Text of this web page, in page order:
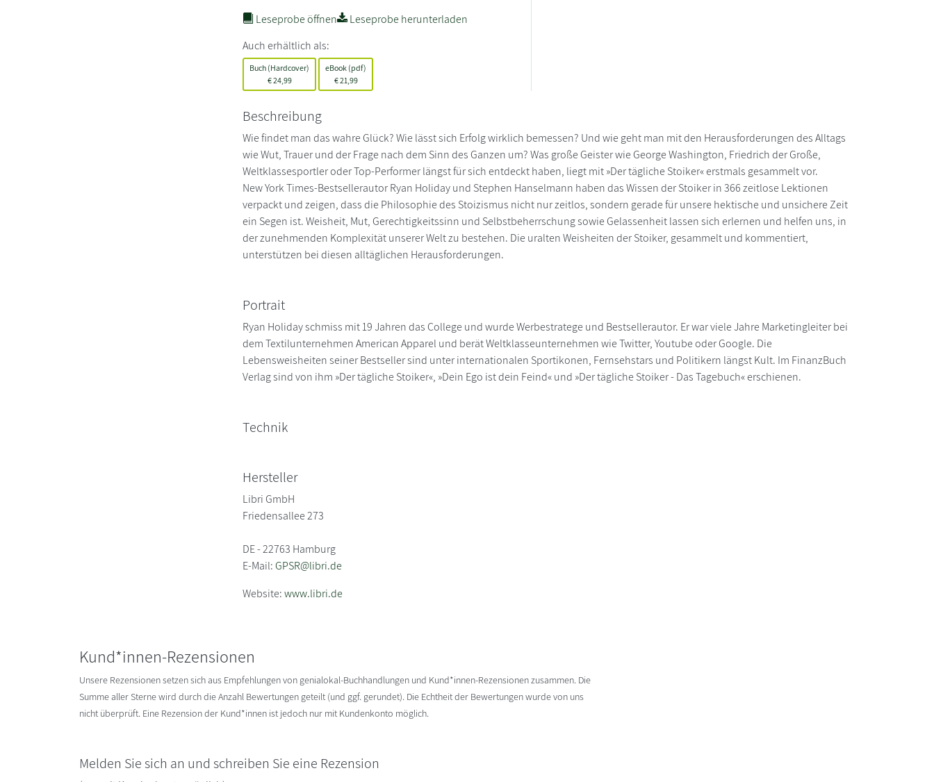
Leseprobe öffnen
Leseprobe herunterladen
Auch erhältlich als:
Buch (Hardcover)
€24,99
eBook (pdf)
€21,99
Beschreibung
Wie findet man das wahre Glück? Wie lässt sich Erfolg wirklich bemessen? Und wie geht man mit den Herausforderungen des Alltags
wie Wut, Trauer und der Frage nach dem Sinn des Ganzen um? Was große Geister wie George Washington, Friedrich der Große,
Weltklassesportler oder Top-Performer längst für sich entdeckt haben, liegt mit »Der tägliche Stoiker« erstmals gesammelt vor.
New York Times-Bestsellerautor Ryan Holiday und Stephen Hanselmann haben das Wissen der Stoiker in 366 zeitlose Lektionen
verpackt und zeigen, dass die Philosophie des Stoizismus nicht nur zeitlos, sondern gerade für unsere hektische und unsichere Zeit
ein Segen ist. Weisheit, Mut, Gerechtigkeitssinn und Selbstbeherrschung sowie Gelassenheit lassen sich erlernen und helfen uns, in
der zunehmenden Komplexität unserer Welt zu bestehen. Die uralten Weisheiten der Stoiker, gesammelt und kommentiert,
unterstützen bei diesen alltäglichen Herausforderungen.
Portrait
Ryan Holiday schmiss mit 19 Jahren das College und wurde Werbestratege und Bestsellerautor. Er war viele Jahre Marketingleiter bei
dem Textilunternehmen American Apparel und berät Weltklasseunternehmen wie Twitter, Youtube oder Google. Die
Lebensweisheiten seiner Bestseller sind unter internationalen Sportikonen, Fernsehstars und Politikern längst Kult. Im FinanzBuch
Verlag sind von ihm »Der tägliche Stoiker«, »Dein Ego ist dein Feind« und »Der tägliche Stoiker - Das Tagebuch« erschienen.
Technik
Hersteller
Libri GmbH
Friedensallee 273
DE - 22763 Hamburg
E-Mail:GPSR@libri.de
Website:www.libri.de
Kund*innen-Rezensionen
Unsere Rezensionen setzen sich aus Empfehlungen von genialokal-Buchhandlungen und Kund*innen-Rezensionen zusammen. Die
Summe aller Sterne wird durch die Anzahl Bewertungen geteilt (und ggf. gerundet). Die Echtheit der Bewertungen wurde von uns
nicht überprüft. Eine Rezension der Kund*innen ist jedoch nur mit Kundenkonto möglich.
Melden Sie sich an und schreiben Sie eine Rezension